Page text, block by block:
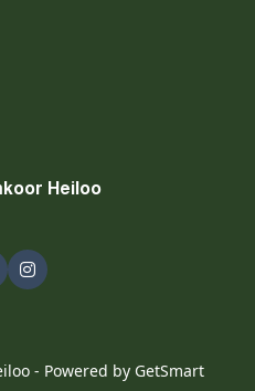
Heiloo
- Powered by GetSmart